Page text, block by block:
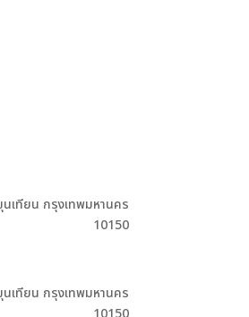
เทียน กรุงเทพมหานคร
10150
เทียน กรุงเทพมหานคร